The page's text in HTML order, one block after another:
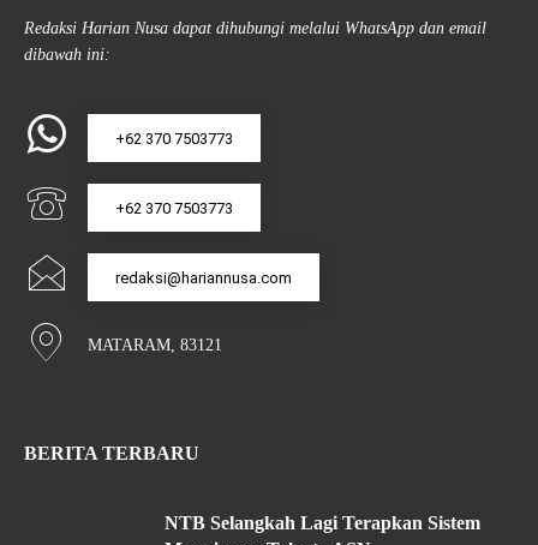
Redaksi Harian Nusa dapat dihubungi melalui WhatsApp dan email
dibawah ini:
+62 370 7503773
+62 370 7503773
redaksi@hariannusa.com
MATARAM, 83121
BERITA TERBARU
NTB Selangkah Lagi Terapkan Sistem